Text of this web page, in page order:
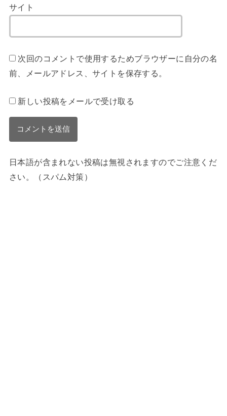
サイト
次回のコメントで使用するためブラウザーに自分の名
前、メールアドレス、サイトを保存する。
新しい投稿をメールで受け取る
日本語が含まれない投稿は無視されますのでご注意くだ
さい。（スパム対策）